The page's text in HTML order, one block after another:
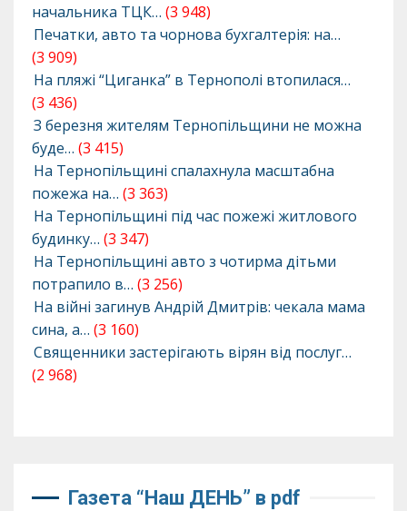
начальника ТЦК… (3 948)
Печатки, авто та чорнова бухгалтерія: на…
(3 909)
На пляжі “Циганка” в Тернополі втопилася…
(3 436)
З березня жителям Тернопільщини не можна
буде… (3 415)
На Тернопільщині спалахнула масштабна
пожежа на… (3 363)
На Тернопільщині під час пожежі житлового
будинку… (3 347)
На Тернопільщині авто з чотирма дітьми
потрапило в… (3 256)
На війні загинув Андрій Дмитрів: чекала мама
сина, а… (3 160)
Священники застерігають вірян від послуг…
(2 968)
Газета “Наш ДЕНЬ” в pdf